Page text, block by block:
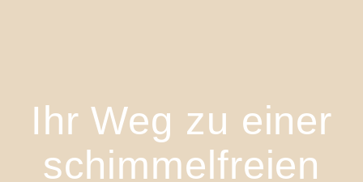
Ihr Weg zu einer
schimmelfreien